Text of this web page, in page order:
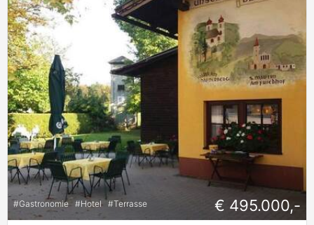
#Gastronomie #Hotel #Terrasse € 495.000,-